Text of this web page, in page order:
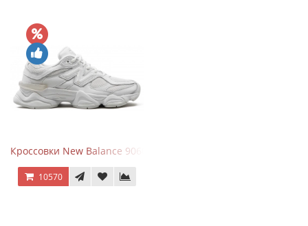
Кроссовки New Balance 9060 Triple White
10570